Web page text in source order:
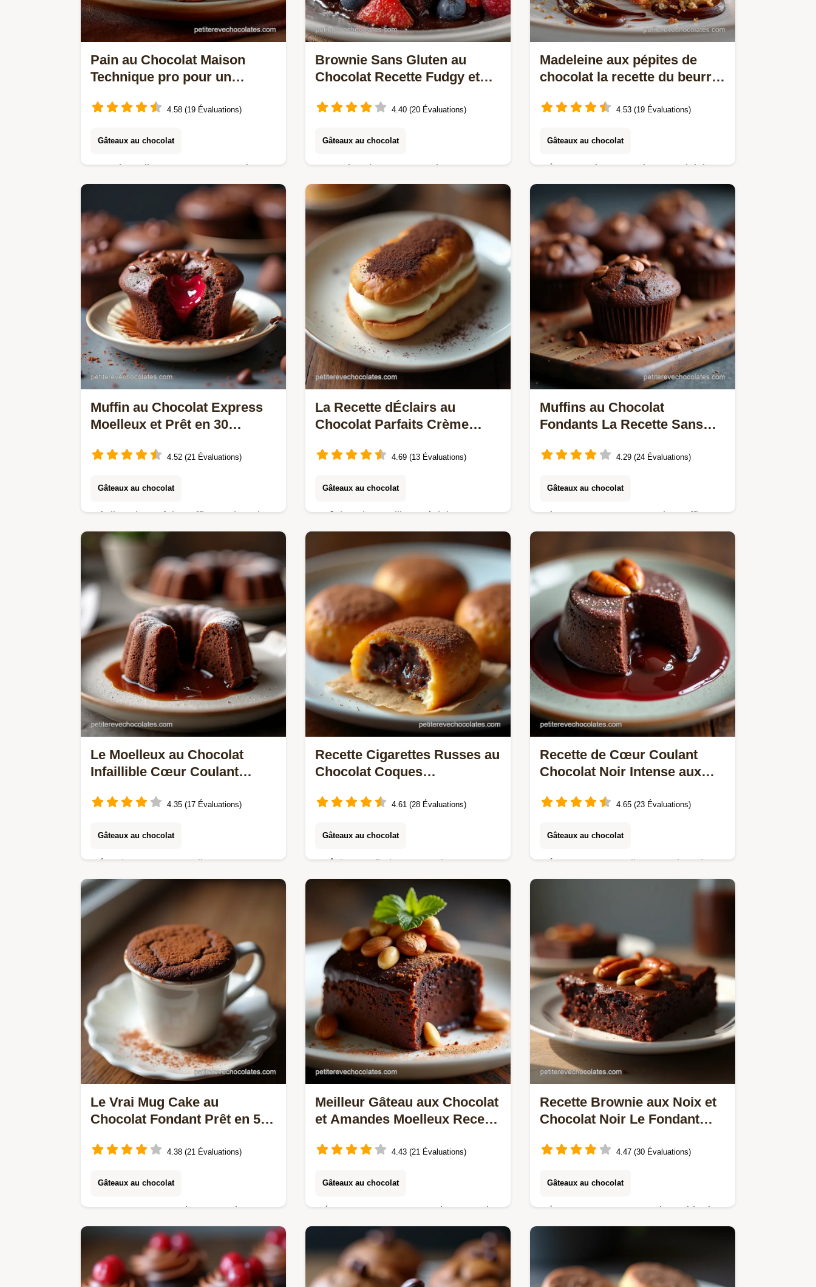
Pain au Chocolat Maison
Technique pro pour un
4.58 (19 Évaluations)
Gâteaux au chocolat
Osez lexcellence Notre recette de
Pain au chocolat maison vous guide
dans lart exigeant du tourage pour un
feuilletage aérien Le bonheur du petit
déjeuner
Brownie Sans Gluten au
Chocolat Recette Fudgy et
4.40 (20 Évaluations)
Gâteaux au chocolat
Vous cherchez un Brownie Sans
Gluten au Chocolat vraiment
décadent Découvrez cette recette
facile ultrafudgy avec une croûte
craquelée parfaite Le meilleur…
Madeleine aux pépites de
chocolat la recette du beurre
4.53 (19 Évaluations)
Gâteaux au chocolat
Découvrez le secret dune Madeleine
aux pépites de chocolat moelleuse
Maîtrisez le choc thermique obtenez
la bosse parfaite grâce au beurre
noisette Miam
Muffin au Chocolat Express
Moelleux et Prêt en 30
4.52 (21 Évaluations)
Gâteaux au chocolat
Réalisez le parfait Muffin au chocolat
express avec cette recette simple et
rapide digne dune boulangerie Une
mie tendre garantie en un seul bol
Découvrez nos…
La Recette dÉclairs au
Chocolat Parfaits Crème
4.69 (13 Évaluations)
Gâteaux au chocolat
Maîtrisez les meilleurs éclairs au
chocolat avec cette recette française
détaillée Une pâte à choux gonflée et
une crème pâtissière riche vous
attendent
Muffins au Chocolat
Fondants La Recette Sans
4.29 (24 Évaluations)
Gâteaux au chocolat
Découvrez notre recette de Muffin
sans gluten au chocolat ultra moelleux
Parfait pour le petit déjeuner ce
cupcake sans gluten est prêt en
moins de 40 minutes
Le Moelleux au Chocolat
Infaillible Cœur Coulant
4.35 (17 Évaluations)
Gâteaux au chocolat
Réussissez votre Moelleux au
chocolat cœur coulant en 25 minutes
Cette recette française est
dingrédients À essayer durgence
Recette Cigarettes Russes au
Chocolat Coques
Intense
4.61 (28 Évaluations)
Gâteaux au chocolat
Maîtrisez enfin la recette des
Cigarettes au Chocolat authentiques
Des gaufrettes fines croustillantes
fourrées dune crème chocolat maison
Le secret du roulage…
Recette de Cœur Coulant
Chocolat Noir Intense aux
4.65 (23 Évaluations)
Gâteaux au chocolat
Découvrez ce moelleux au chocolat
noir qui garantit un cœur fondant
inspirée de lélégance parisienne
simple à réaliser
Le Vrai Mug Cake au
Chocolat Fondant Prêt en 5
4.38 (21 Évaluations)
Gâteaux au chocolat
La recette experte du Mug Cake au
Chocolat ultramoelleux Un dessert
microondes express parfait pour une
idée goûter rapide et réconfortante
Meilleur Gâteau aux Chocolat
et Amandes Moelleux Recette
4.43 (21 Évaluations)
Gâteaux au chocolat
Découvrez notre recette signature de
gâteau aux chocolat et amandes riche
et fondant inspiré de lOpéra parisien
Un dessert gourmand inoubliable
Recette Brownie aux Noix et
Chocolat Noir Le Fondant
4.47 (30 Évaluations)
Gâteaux au chocolat
Découvrez notre recette inratable de
brownie aux noix et chocolat noir pour
craquelée Idée dessert noix chocolat